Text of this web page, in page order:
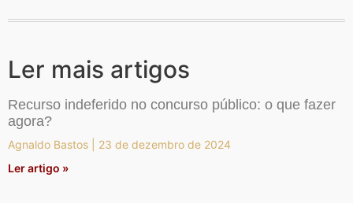
Ler mais artigos
Recurso indeferido no concurso público: o que fazer
agora?
Agnaldo Bastos
23 de dezembro de 2024
Ler artigo »